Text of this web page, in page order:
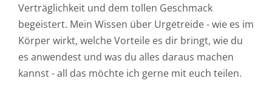
Verträglichkeit und dem tollen Geschmack
begeistert. Mein Wissen über Urgetreide - wie es im
Körper wirkt, welche Vorteile es dir bringt, wie du
es anwendest und was du alles daraus machen
kannst - all das möchte ich gerne mit euch teilen.